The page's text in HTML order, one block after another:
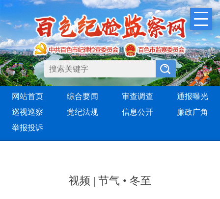
网站首页 综合要闻 审查调查
通报曝光
巡视巡察
党纪法规 信息公开
廉政广角
举报投诉
视频 | 节气 • 冬至